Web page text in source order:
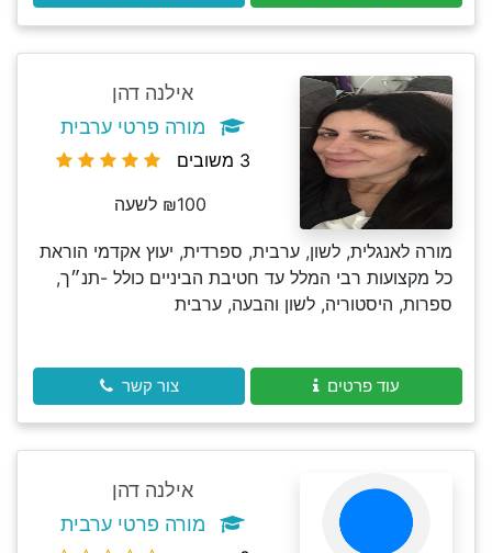
אילנה דהן
מורה פרטי ערבית
3 משובים
₪100 לשעה
מורה לאנגלית, לשון, ערבית, ספרדית, יעוץ אקדמי הוראת
כל מקצועות רבי המלל עד חטיבת הביניים כולל -תנ״ך,
ספרות, היסטוריה, לשון והבעה, ערבית
עוד פרטים צור קשר
אילנה דהן
מורה פרטי ערבית